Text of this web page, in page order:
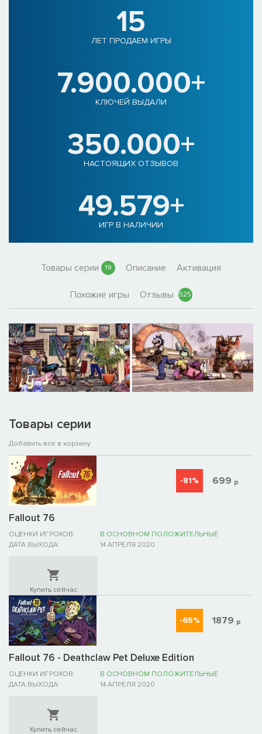
15
ЛЕТ ПРОДАЕМ ИГРЫ
7.900.000+
КЛЮЧЕЙ ВЫДАЛИ
350.000+
НАСТОЯЩИХ ОТЗЫВОВ
49.579+
ИГР В НАЛИЧИИ
Товары серии 19 Описание Активация
Похожие игры Отзывы 525
Товары серии
Добавить все в корзину
Fallout 76
ОЦЕНКИ ИГРОКОВ:
В ОСНОВНОМ ПОЛОЖИТЕЛЬНЫЕ
ДАТА ВЫХОДА:
14 АПРЕЛЯ 2020
-81% 699 р
Купить сейчас
Fallout 76 - Deathclaw Pet Deluxe Edition
ОЦЕНКИ ИГРОКОВ:
В ОСНОВНОМ ПОЛОЖИТЕЛЬНЫЕ
ДАТА ВЫХОДА:
14 АПРЕЛЯ 2020
-65% 1879 р
Купить сейчас